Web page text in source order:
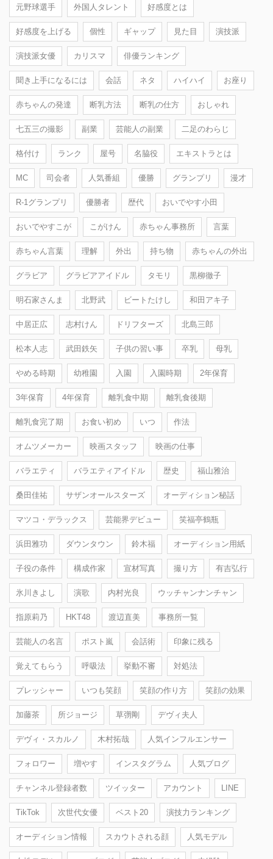
元野球選手 外国人タレント 好感度とは
好感度を上げる 個性 ギャップ 見た目 演技派
演技派女優 カリスマ 俳優ランキング
聞き上手になるには 会話 ネタ ハイハイ お座り
赤ちゃんの発達 断乳方法 断乳の仕方 おしゃれ
七五三の撮影 副業 芸能人の副業 二足のわらじ
格付け ランク 屋号 名脇役 エキストラとは
MC 司会者 人気番組 優勝 グランプリ 漫才
R-1グランプリ 優勝者 歴代 おいでやす小田
おいでやすこが こがけん 赤ちゃん事務所 言葉
赤ちゃん言葉 理解 外出 持ち物 赤ちゃんの外出
グラビア グラビアアイドル タモリ 黒柳徹子
明石家さんま 北野武 ビートたけし 和田アキ子
中居正広 志村けん ドリフターズ 北島三郎
松本人志 武田鉄矢 子供の習い事 卒乳 母乳
やめる時期 幼稚園 入園 入園時期 2年保育
3年保育 4年保育 離乳食中期 離乳食後期
離乳食完了期 お食い初め いつ 作法
オムツメーカー 映画スタッフ 映画の仕事
バラエティ バラエティアイドル 歴史 福山雅治
桑田佳祐 サザンオールスターズ オーディション秘話
マツコ・デラックス 芸能界デビュー 笑福亭鶴瓶
浜田雅功 ダウンタウン 鈴木福 オーディション用紙
子役の条件 構成作家 宣材写真 撮り方 有吉弘行
氷川きよし 演歌 内村光良 ウッチャンナンチャン
指原莉乃 HKT48 渡辺直美 事務所一覧
芸能人の名言 ポスト嵐 会話術 印象に残る
覚えてもらう 呼吸法 挙動不審 対処法
プレッシャー いつも笑顔 笑顔の作り方 笑顔の効果
加藤茶 所ジョージ 草彅剛 デヴィ夫人
デヴィ・スカルノ 木村拓哉 人気インフルエンサー
フォロワー 増やす インスタグラム 人気ブログ
チャンネル登録者数 ツイッター アカウント LINE
TikTok 次世代女優 ベスト20 演技力ランキング
オーディション情報 スカウトされる顔 人気モデル